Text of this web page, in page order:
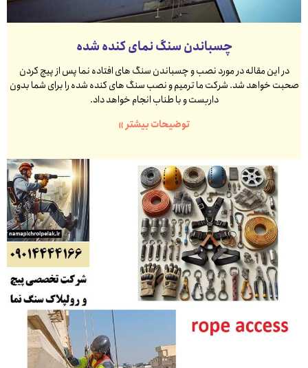
چسباندن سنگ نمای کنده شده
در این مقاله در مورد نصب و چسباندن سنگ های افتاده نما پس از پیچ کردن
صحبت خواهد شد. شرکت ما ترمیم و نصب سنگ های کنده شده را برای شما بدون
داربست و با طناب انجام خواهد داد.
توضیحات بیشتر »